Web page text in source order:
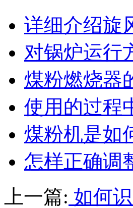
详细介绍旋
对锅炉运行
煤粉燃烧器
使用的过程
煤粉机是如
怎样正确调
上一篇: 如何